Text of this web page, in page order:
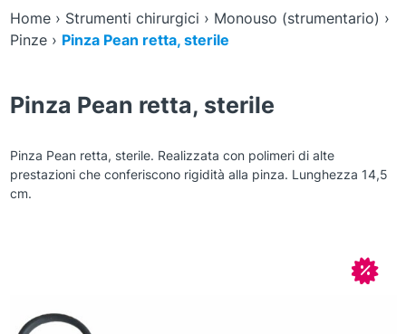
Home› Strumenti chirurgici › Monouso (strumentario) ›
Pinze› Pinza Pean retta, sterile
Pinza Pean retta, sterile
Pinza Pean retta, sterile. Realizzata con polimeri di alte
prestazioni che conferiscono rigidità alla pinza. Lunghezza 14,5
cm.
In